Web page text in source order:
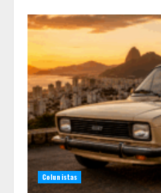
Colunistas